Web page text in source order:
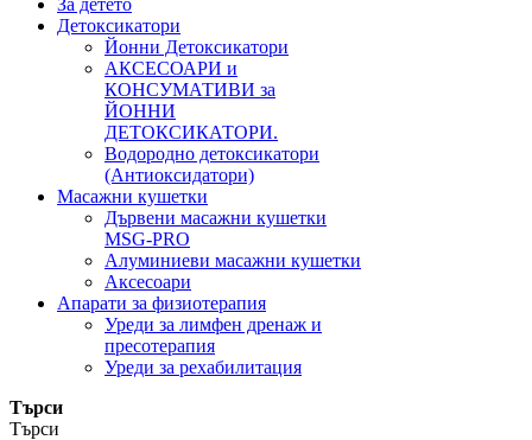
За детето
Детоксикатори
Йонни Детоксикатори
АКСЕСОАРИ и
КОНСУМАТИВИ за
ЙОННИ
ДЕТОКСИКАТОРИ.
Водородно детоксикатори
(Антиоксидатори)
Масажни кушетки
Дървени масажни кушетки
MSG-PRO
Алуминиеви масажни кушетки
Аксесоари
Апарати за физиотерапия
Уреди за лимфен дренаж и
пресотерапия
Уреди за рехабилитация
Търси
Търси